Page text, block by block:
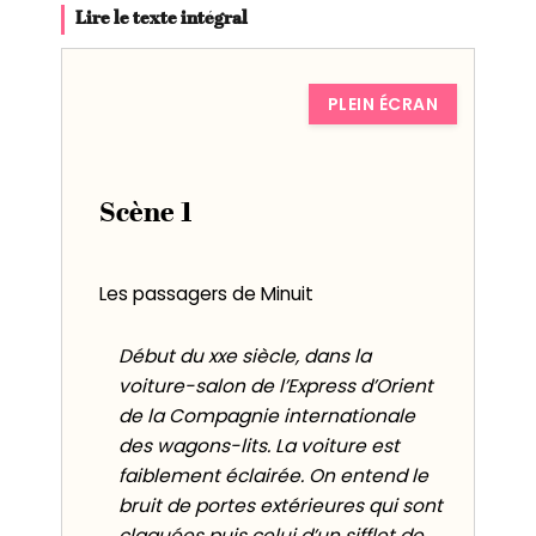
Lire le texte intégral
PLEIN ÉCRAN
Scène 1
Les passagers de Minuit
Début du xxe siècle, dans la
voiture-salon de l’Express d’Orient
de la Compagnie internationale
des wagons-lits. La voiture est
faiblement éclairée. On entend le
bruit de portes extérieures qui sont